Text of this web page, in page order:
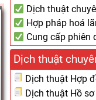
Dịch thuật
Hợp pháp hoá
Cung cấp phiên
Dịch thuật
Dịch thuật Hợp
Dịch thuật Hồ